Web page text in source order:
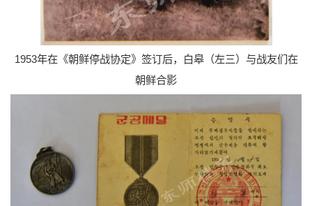
1953年在《朝鲜停战协定》签订后，白皋（左三）与战友们在
朝鲜合影